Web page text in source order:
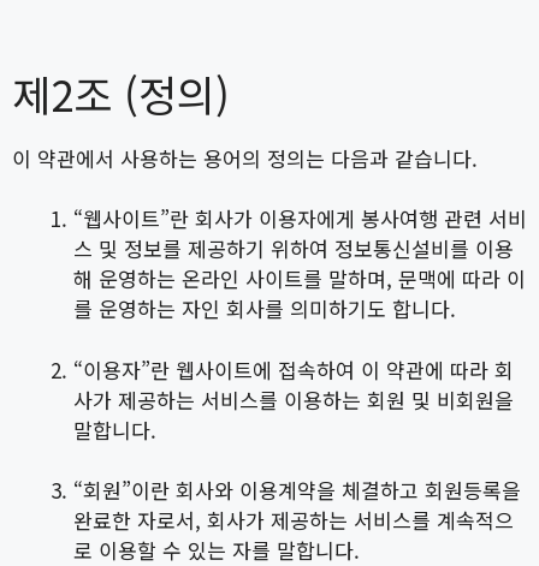
제2조 (정의)
이 약관에서 사용하는 용어의 정의는 다음과 같습니다.
“웹사이트”란 회사가 이용자에게 봉사여행 관련 서비
스 및 정보를 제공하기 위하여 정보통신설비를 이용
해 운영하는 온라인 사이트를 말하며, 문맥에 따라 이
를 운영하는 자인 회사를 의미하기도 합니다.
“이용자”란 웹사이트에 접속하여 이 약관에 따라 회
사가 제공하는 서비스를 이용하는 회원 및 비회원을
말합니다.
“회원”이란 회사와 이용계약을 체결하고 회원등록을
완료한 자로서, 회사가 제공하는 서비스를 계속적으
로 이용할 수 있는 자를 말합니다.